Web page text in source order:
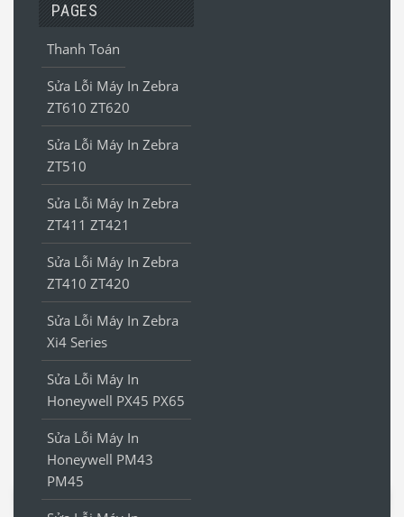
PAGES
Thanh Toán
Sửa Lỗi Máy In Zebra
ZT610 ZT620
Sửa Lỗi Máy In Zebra
ZT510
Sửa Lỗi Máy In Zebra
ZT411 ZT421
Sửa Lỗi Máy In Zebra
ZT410 ZT420
Sửa Lỗi Máy In Zebra
Xi4 Series
Sửa Lỗi Máy In
Honeywell PX45 PX65
Sửa Lỗi Máy In
Honeywell PM43
PM45